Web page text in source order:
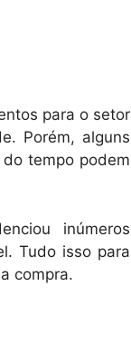
para o setor
Porém, alguns
tempo podem
inúmeros
Tudo isso para
compra.